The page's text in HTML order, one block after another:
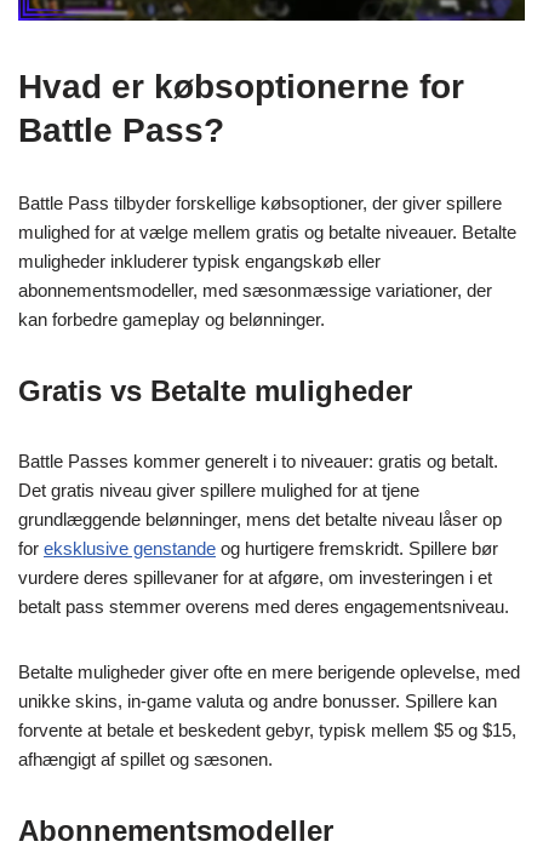
Hvad er købsoptionerne for
Battle Pass?
Battle Pass tilbyder forskellige købsoptioner, der giver spillere
mulighed for at vælge mellem gratis og betalte niveauer. Betalte
muligheder inkluderer typisk engangskøb eller
abonnementsmodeller, med sæsonmæssige variationer, der
kan forbedre gameplay og belønninger.
Gratis vs Betalte muligheder
Battle Passes kommer generelt i to niveauer: gratis og betalt.
Det gratis niveau giver spillere mulighed for at tjene
grundlæggende belønninger, mens det betalte niveau låser op
for eksklusive genstande og hurtigere fremskridt. Spillere bør
vurdere deres spillevaner for at afgøre, om investeringen i et
betalt pass stemmer overens med deres engagementsniveau.
Betalte muligheder giver ofte en mere berigende oplevelse, med
unikke skins, in-game valuta og andre bonusser. Spillere kan
forvente at betale et beskedent gebyr, typisk mellem $5 og $15,
afhængigt af spillet og sæsonen.
Abonnementsmodeller